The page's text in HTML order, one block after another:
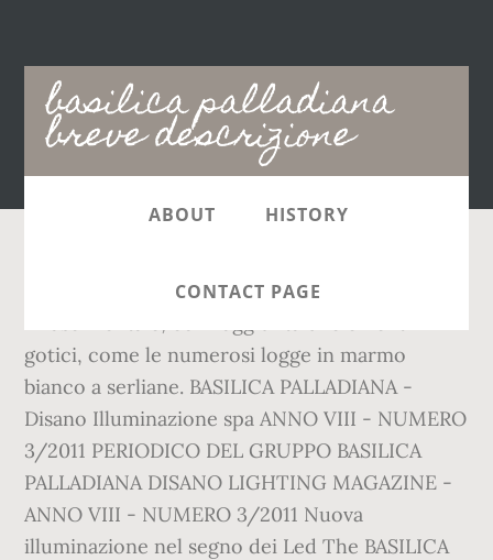
basilica palladiana
breve descrizione
Main
navigation
ABOUT HISTORY
CONTACT PAGE
La Basilica Palladiana è un imponente edificio
gotici, come le numerosi logge in marmo
bianco a serliane. BASILICA PALLADIANA -
Disano Illuminazione spa ANNO VIII - NUMERO
3/2011 PERIODICO DEL GRUPPO BASILICA
PALLADIANA DISANO LIGHTING MAGAZINE -
ANNO VIII - NUMERO 3/2011 Nuova
illuminazione nel segno dei Led The BASILICA